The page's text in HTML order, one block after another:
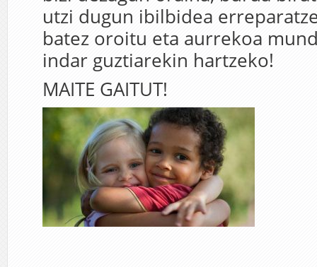
utzi dugun ibilbidea
batez oroitu eta aurrekoa
indar guztiarekin hartzeko!
MAITE GAITUT!